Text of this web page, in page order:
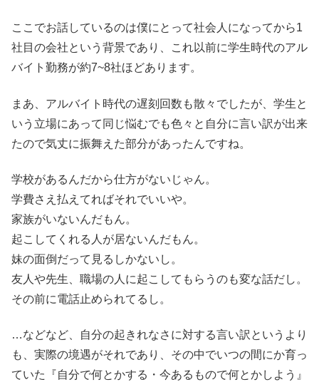
ここでお話しているのは僕にとって社会人になってから1
社目の会社という背景であり、これ以前に学生時代のアル
バイト勤務が約7~8社ほどあります。
まあ、アルバイト時代の遅刻回数も散々でしたが、学生と
いう立場にあって同じ悩むでも色々と自分に言い訳が出来
たので気丈に振舞えた部分があったんですね。
学校があるんだから仕方がないじゃん。
学費さえ払えてればそれでいいや。
家族がいないんだもん。
起こしてくれる人が居ないんだもん。
妹の面倒だって見るしかないし。
友人や先生、職場の人に起こしてもらうのも変な話だし。
その前に電話止められてるし。
…などなど、自分の起きれなさに対する言い訳というより
も、実際の境遇がそれであり、その中でいつの間にか育っ
ていた『自分で何とかする・今あるもので何とかしよう』